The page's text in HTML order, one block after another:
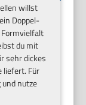
willst
Doppel-
du mit
sehr dickes
liefert. Für
nutze